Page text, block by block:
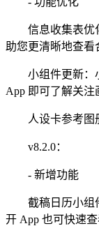
信息收集表优化
助您更清晰地查看
小组件更新：小
App 即可了解关注
人设卡参考图册
v8.2.0：
- 新增功能
截稿日历小组件
开 App 也可快速